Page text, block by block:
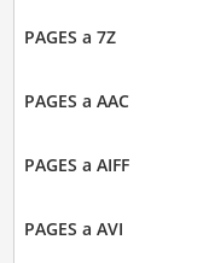
PAGES a 7Z
PAGES a AAC
PAGES a AIFF
PAGES a AVI